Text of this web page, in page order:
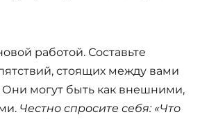
работой. Составьте
стоящих между вами
могут быть как внешними,
Честно спросите себя: «Что